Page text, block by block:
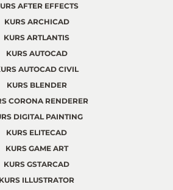
AFTER EFFECTS
KURS ARCHICAD
KURS ARTLANTIS
KURS AUTOCAD
AUTOCAD CIVIL
KURS BLENDER
CORONA RENDERER
DIGITAL PAINTING
KURS ELITECAD
KURS GAME ART
KURS GSTARCAD
KURS ILLUSTRATOR